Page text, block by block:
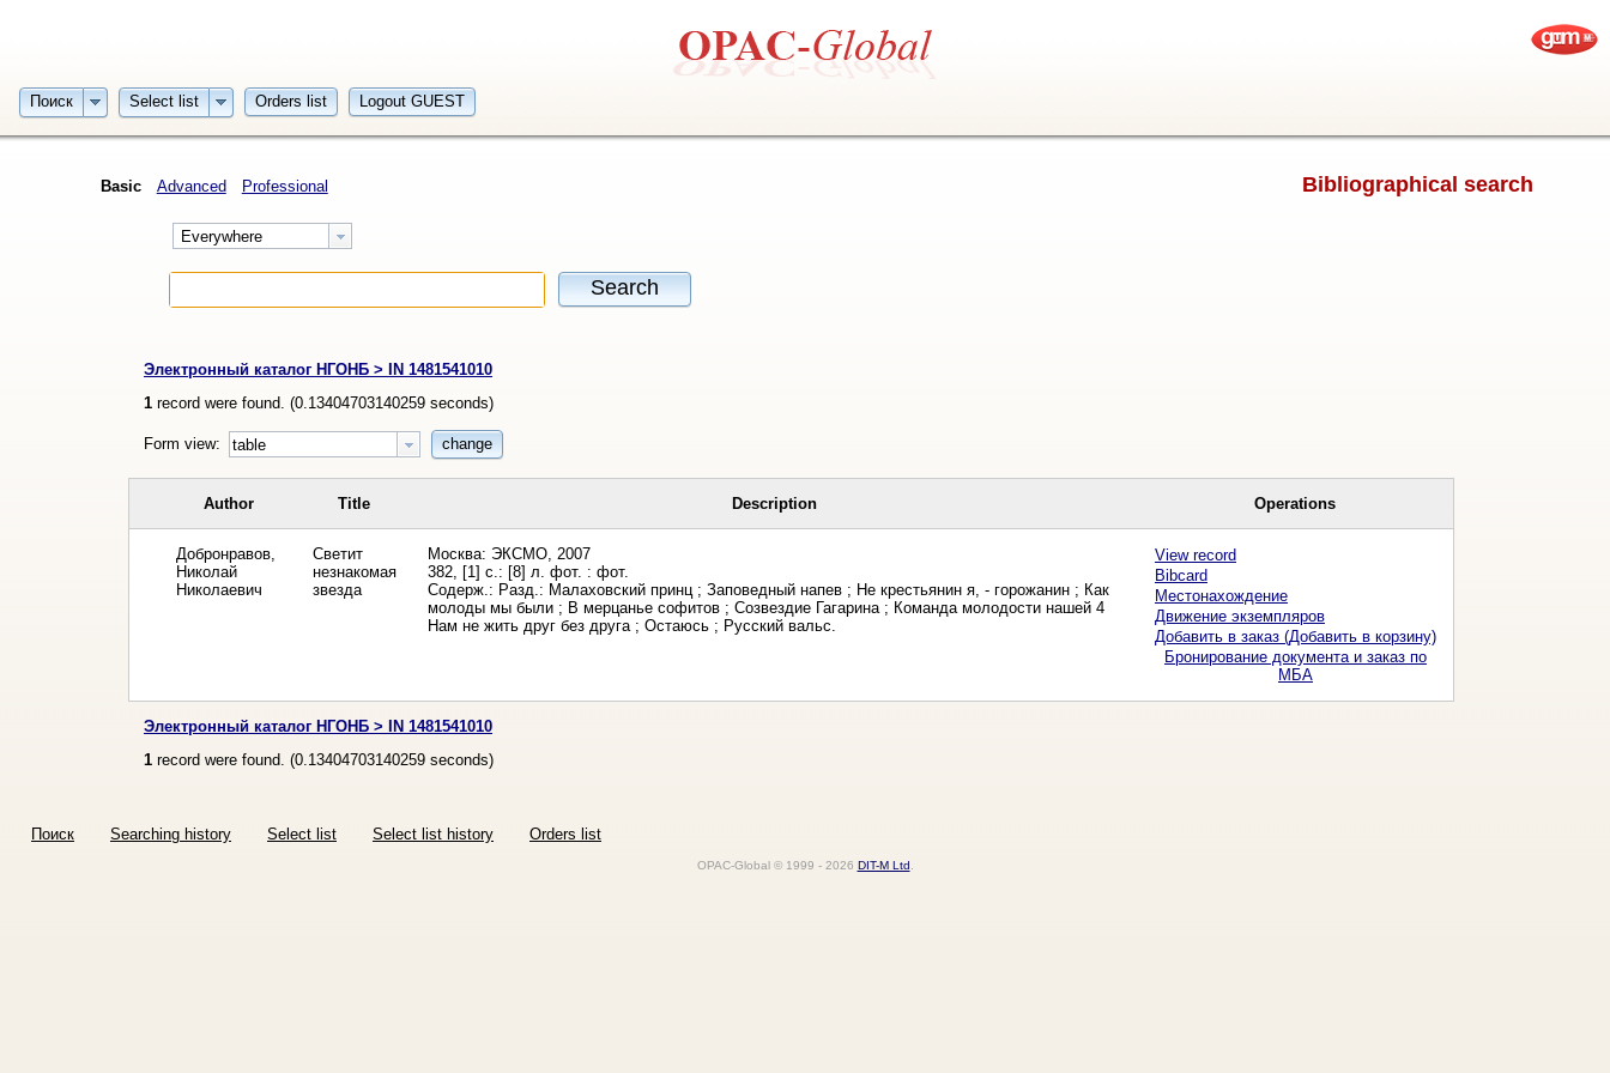
Поиск Select list Orders list Logout GUEST
Bibliographical search
Basic Advanced Professional
Everywhere
Search
Электронный каталог НГОНБ > IN 1481541010
1record were found. (0.13404703140259seconds)
Form view: table change
Author Title Description Operations
Добронравов,
Николай
Николаевич
Светит
незнакомая
звезда
Москва: ЭКСМО, 2007
382, [1] с.: [8] л. фот. : фот.
Содерж.: Разд.: Малаховский принц ; Заповедный напев ; Не крестьянин я, - горожанин ; Как
молоды мы были ; В мерцанье софитов ; Созвездие Гагарина ; Команда молодости нашей 4
Нам не жить друг без друга ; Остаюсь ; Русский вальс.
View record
Bibcard
Местонахождение
Движение экземпляров
Добавить в заказ (Добавить в корзину)
Бронирование документа и заказ по
МБА
Электронный каталог НГОНБ > IN 1481541010
1record were found. (0.13404703140259seconds)
Поиск Searching history Select list Select list history Orders list
OPAC-Global © 1999 - 2026 DIT-M Ltd